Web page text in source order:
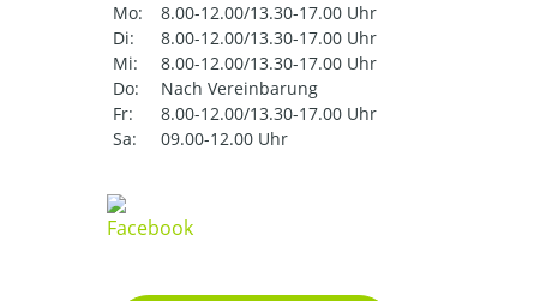
Mo:
8.00-12.00/13.30-17.00 Uhr
Di:
8.00-12.00/13.30-17.00 Uhr
Mi:
8.00-12.00/13.30-17.00 Uhr
Do:
Nach Vereinbarung
Fr:
8.00-12.00/13.30-17.00 Uhr
Sa:
09.00-12.00 Uhr